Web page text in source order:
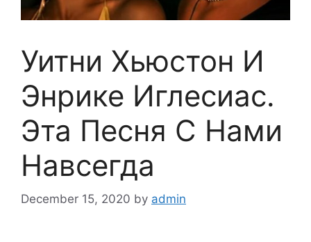
Уитни Хьюстон И
Энрике Иглесиас.
Эта Песня С Нами
Навсегда
December 15, 2020 by admin